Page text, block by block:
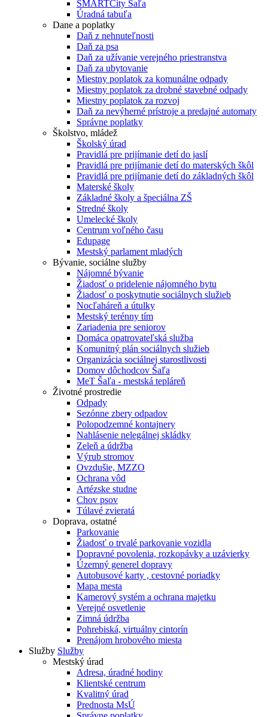
SMARTCity Šaľa
Úradná tabuľa
Dane a poplatky
Daň z nehnuteľnosti
Daň za psa
Daň za užívanie verejného priestranstva
Daň za ubytovanie
Miestny poplatok za komunálne odpady
Miestny poplatok za drobné stavebné odpady
Miestny poplatok za rozvoj
Daň za nevýherné prístroje a predajné automaty
Správne poplatky
Školstvo, mládež
Školský úrad
Pravidlá pre prijímanie detí do jaslí
Pravidlá pre prijímanie detí do materských škôl
Pravidlá pre prijímanie detí do základných škôl
Materské školy
Základné školy a špeciálna ZŠ
Stredné školy
Umelecké školy
Centrum voľného času
Edupage
Mestský parlament mladých
Bývanie, sociálne služby
Nájomné bývanie
Žiadosť o pridelenie nájomného bytu
Žiadosť o poskytnutie sociálnych služieb
Nocľaháreň a útulky
Mestský terénny tím
Zariadenia pre seniorov
Domáca opatrovateľská služba
Komunitný plán sociálnych služieb
Organizácia sociálnej starostlivosti
Domov dôchodcov Šaľa
MeT Šaľa - mestská tepláreň
Životné prostredie
Odpady
Sezónne zbery odpadov
Polopodzemné kontajnery
Nahlásenie nelegálnej skládky
Zeleň a údržba
Výrub stromov
Ovzdušie, MZZO
Ochrana vôd
Artézske studne
Chov psov
Túlavé zvieratá
Doprava, ostatné
Parkovanie
Žiadosť o trvalé parkovanie vozidla
Dopravné povolenia, rozkopávky a uzávierky
Územný generel dopravy
Autobusové karty , cestovné poriadky
Mapa mesta
Kamerový systém a ochrana majetku
Verejné osvetlenie
Zimná údržba
Pohrebiská, virtuálny cintorín
Prenájom hrobového miesta
Služby Služby
Mestský úrad
Adresa, úradné hodiny
Klientské centrum
Kvalitný úrad
Prednosta MsÚ